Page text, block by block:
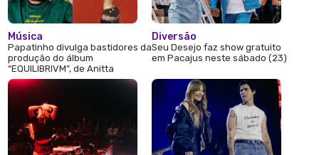
Música
Papatinho divulga bastidores da
produção do álbum
“EQUILIBRIVM”, de Anitta
Diversão
Seu Desejo faz show gratuito
em Pacajus neste sábado (23)